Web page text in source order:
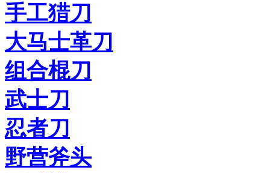
手工猎刀
大马士革刀
组合棍刀
武士刀
忍者刀
野营斧头